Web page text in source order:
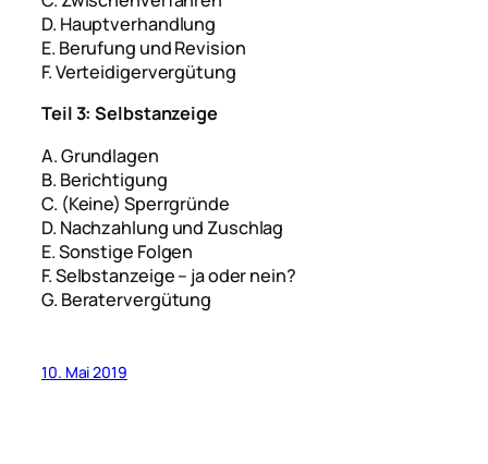
D. Hauptverhandlung
E. Berufung und Revision
F. Verteidigervergütung
Teil 3: Selbstanzeige
A. Grundlagen
B. Berichtigung
C. (Keine) Sperrgründe
D. Nachzahlung und Zuschlag
E. Sonstige Folgen
F. Selbstanzeige – ja oder nein?
G. Beratervergütung
10. Mai 2019